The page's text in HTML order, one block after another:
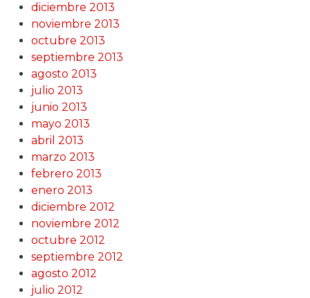
diciembre 2013
noviembre 2013
octubre 2013
septiembre 2013
agosto 2013
julio 2013
junio 2013
mayo 2013
abril 2013
marzo 2013
febrero 2013
enero 2013
diciembre 2012
noviembre 2012
octubre 2012
septiembre 2012
agosto 2012
julio 2012